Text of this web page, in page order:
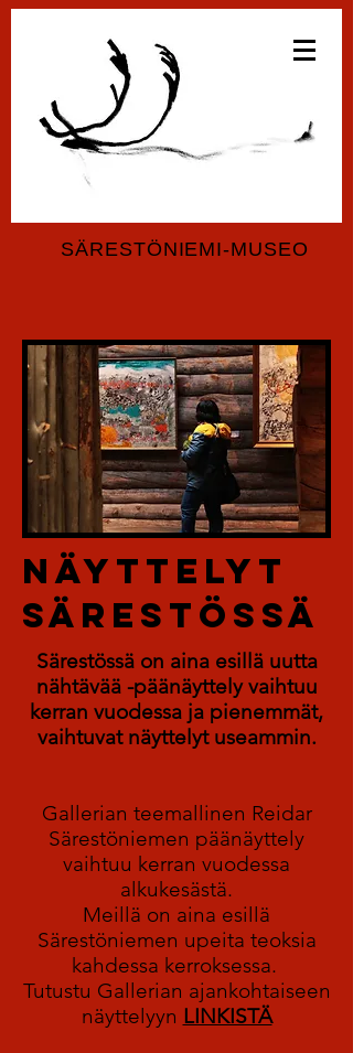
SÄRESTÖNIEMI-MUSEO
Näyttelyt
särestössä
Särestössä on aina esillä uutta
nähtävää -päänäyttely vaihtuu
kerran vuodessa ja pienemmät,
vaihtuvat näyttelyt useammin.
Gallerian teemallinen Reidar
Särestöniemen päänäyttely
vaihtuu kerran vuodessa
alkukesästä.
Meillä on aina esillä
Särestöniemen upeita teoksia
kahdessa kerroksessa.
Tutustu Gallerian ajankohtaiseen
näyttelyyn LINKISTÄ